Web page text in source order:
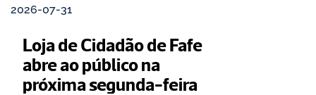
2026-07-31
Loja de Cidadão de Fafe
abre ao público na